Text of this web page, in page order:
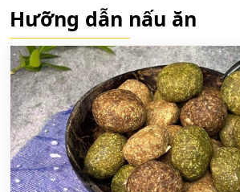
Hưỡng dẫn nấu ăn